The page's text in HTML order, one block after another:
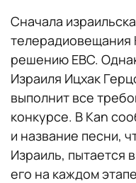
Сначала
телерадиовещания
решению EBC.
Израиля Ицхак
выполнит все
конкурсе. В Kan
и название песни,
Израиль, пытается
его на каждом